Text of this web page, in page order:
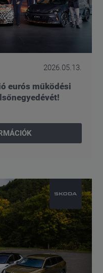
2026.05.13.
eurós működési